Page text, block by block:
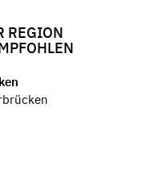
REGION